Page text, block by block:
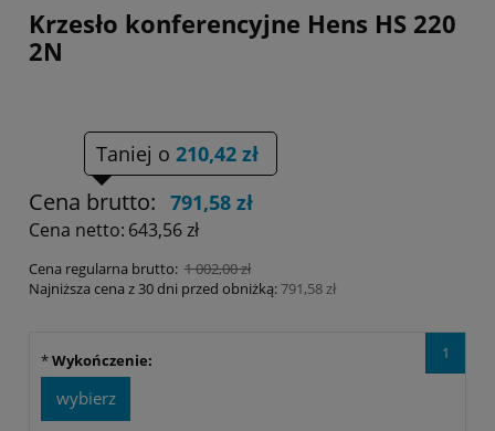
Krzesło konferencyjne Hens HS 220
2N
Taniej o 210,42 zł
Cena brutto: 791,58 zł
Cena netto: 643,56 zł
Cena regularna brutto: 1 002,00 zł
Najniższa cena z 30 dni przed obniżką:791,58 zł
1
*Wykończenie:
wybierz